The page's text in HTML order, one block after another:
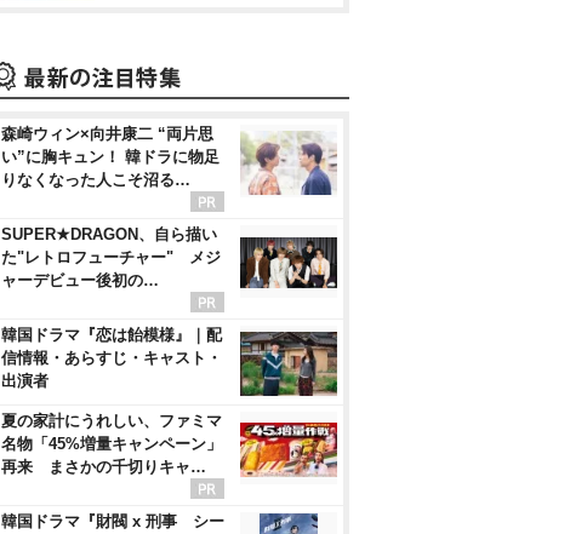
森崎ウィン×向井康二 “両片思
い”に胸キュン！ 韓ドラに物足
りなくなった人こそ沼る…
SUPER★DRAGON、自ら描い
た"レトロフューチャー" メジ
ャーデビュー後初の…
韓国ドラマ『恋は飴模様』｜配
信情報・あらすじ・キャスト・
出演者
夏の家計にうれしい、ファミマ
名物「45%増量キャンペーン」
再来 まさかの千切りキャ…
韓国ドラマ『財閥 x 刑事 シー